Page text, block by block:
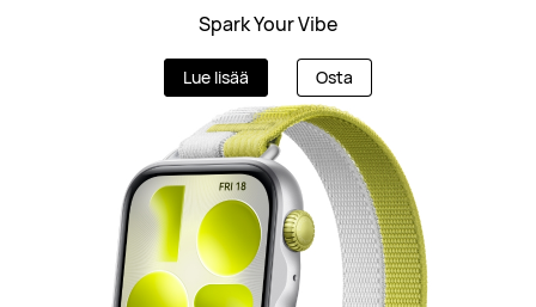
Spark Your Vibe
Lue lisää Osta